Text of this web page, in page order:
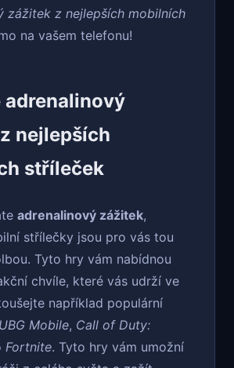
zážitek z nejlepších mobilních
na vašem telefonu!
adrenalinový
nejlepších
stříleček
adrenalinový zážitek,
střílečky jsou pro vás tou
Tyto hry vám nabídnou
chvíle, které vás udrží ve
například populární
Mobile, Call of Duty:
Fortnite. Tyto hry vám umožní